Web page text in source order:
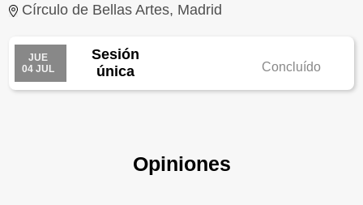
Círculo de Bellas Artes, Madrid
JUE
04 JUL
Sesión
única
Concluído
Opiniones